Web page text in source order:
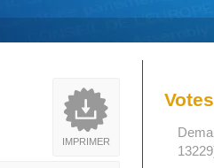
IMPRIMER